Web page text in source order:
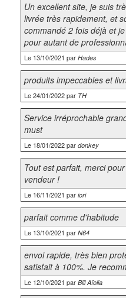
Un excellent site, je suis
livrée très rapidement, et
commandé 2 fois déjà et
pour autant de
Le 13/10/2021 par Hades
produits impeccables et
Le 24/01/2022 par TH
Service irréprochable
must
Le 18/01/2022 par donkey
Tout est parfait, merci
vendeur !
Le 16/11/2021 par iori
parfait comme d'habitude
Le 13/10/2021 par N64
envoi rapide, très bien
satisfait à 100%. Je
Le 12/10/2021 par Bill Aïolia